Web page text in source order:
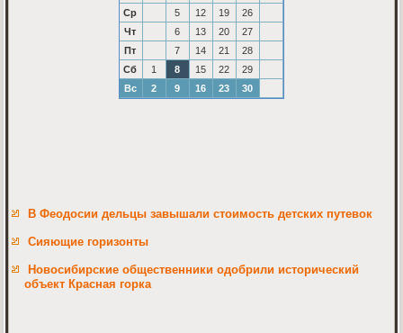
Ср
5 12 19
26
Чт
6 13 20
27
Пт
7 14 21
28
Сб
1 8 15 22
29
Вс
2 9 16 23 30
В Феодосии дельцы завышали стоимость детских путевок
Сияющие горизонты
Новосибирские общественники одобрили исторический
объект Красная горка